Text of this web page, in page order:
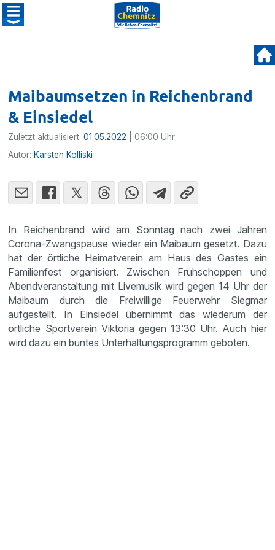
Maibaumsetzen in Reichenbrand
& Einsiedel
Zuletzt aktualisiert:01.05.2022 | 06:00 Uhr
Autor: Karsten Kolliski
In Reichenbrand wird am Sonntag nach zwei Jahren
Corona-Zwangspause wieder ein Maibaum gesetzt. Dazu
hat der örtliche Heimatverein am Haus des Gastes ein
Familienfest organisiert. Zwischen Frühschoppen und
Abendveranstaltung mit Livemusik wird gegen 14 Uhr der
Maibaum durch die Freiwillige Feuerwehr Siegmar
aufgestellt. In Einsiedel übernimmt das wiederum der
örtliche Sportverein Viktoria gegen 13:30 Uhr. Auch hier
wird dazu ein buntes Unterhaltungsprogramm geboten.